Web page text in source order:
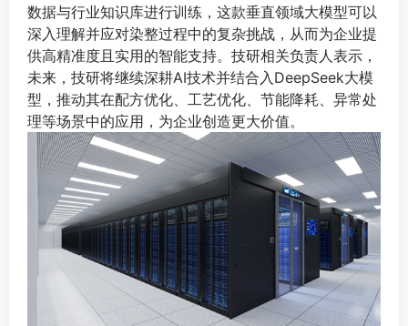
数据与行业知识库进行训练，这款垂直领域大模型可以
深入理解并应对染整过程中的复杂挑战，从而为企业提
供高精准度且实用的智能支持。技研相关负责人表示，
未来，技研将继续深耕AI技术并结合入DeepSeek大模
型，推动其在配方优化、工艺优化、节能降耗、异常处
理等场景中的应用，为企业创造更大价值。